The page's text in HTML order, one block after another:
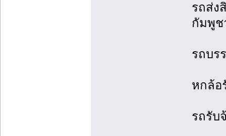
รถส่ง
กัมพูช
รถบร
หกล้อ
รถรับ